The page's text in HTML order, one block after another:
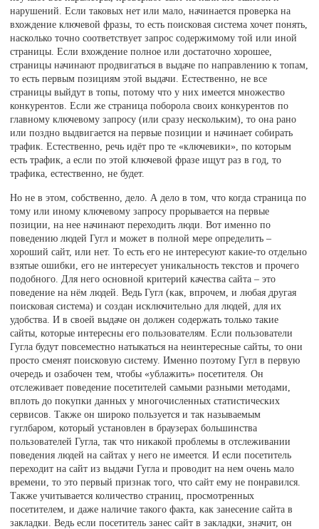
нарушений. Если таковых нет или мало, начинается проверка на
вхождение ключевой фразы, то есть поисковая система хочет понять,
насколько точно соответствует запрос содержимому той или иной
страницы. Если вхождение полное или достаточно хорошее,
страницы начинают продвигаться в выдаче по направлению к топам,
то есть первым позициям этой выдачи. Естественно, не все
страницы выйдут в топы, потому что у них имеется множество
конкурентов. Если же страница поборола своих конкурентов по
главному ключевому запросу (или сразу нескольким), то она рано
или поздно выдвигается на первые позиции и начинает собирать
трафик. Естественно, речь идёт про те «ключевики», по которым
есть трафик, а если по этой ключевой фразе ищут раз в год, то
трафика, естественно, не будет.
Но не в этом, собственно, дело. А дело в том, что когда страница по
тому или иному ключевому запросу прорывается на первые
позиции, на нее начинают переходить люди. Вот именно по
поведению людей Гугл и может в полной мере определить –
хороший сайт, или нет. То есть его не интересуют какие-то отдельно
взятые ошибки, его не интересует уникальность текстов и прочего
подобного. Для него основной критерий качества сайта – это
поведение на нём людей. Ведь Гугл (как, впрочем, и любая другая
поисковая система) и создан исключительно для людей, для их
удобства. И в своей выдаче он должен содержать только такие
сайты, которые интересны его пользователям. Если пользователи
Гугла будут повсеместно натыкаться на неинтересные сайты, то они
просто сменят поисковую систему. Именно поэтому Гугл в первую
очередь и озабочен тем, чтобы «ублажить» посетителя. Он
отслеживает поведение посетителей самыми разными методами,
вплоть до покупки данных у многочисленных статистических
сервисов. Также он широко пользуется и так называемым
гуглбаром, который установлен в браузерах большинства
пользователей Гугла, так что никакой проблемы в отслеживании
поведения людей на сайтах у него не имеется. И если посетитель
переходит на сайт из выдачи Гугла и проводит на нем очень мало
времени, то это первый признак того, что сайт ему не понравился.
Также учитывается количество страниц, просмотренных
посетителем, и даже наличие такого факта, как занесение сайта в
закладки. Ведь если посетитель занес сайт в закладки, значит, он